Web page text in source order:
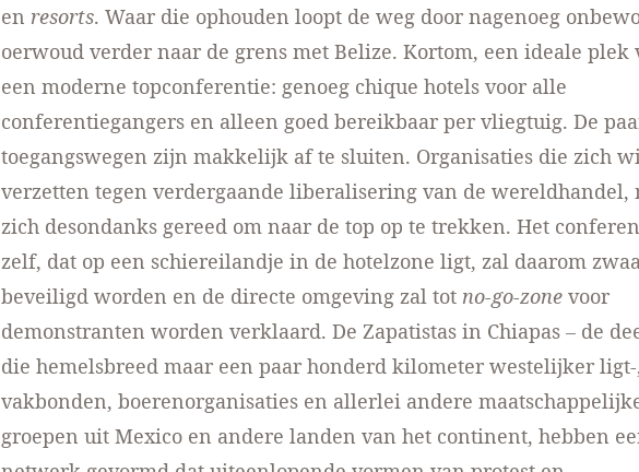
en resorts. Waar die ophouden loopt de weg door nagenoeg
oerwoud verder naar de grens met Belize. Kortom, een ideale plek
een moderne topconferentie: genoeg chique hotels voor alle
conferentiegangers en alleen goed bereikbaar per vliegtuig. De
toegangswegen zijn makkelijk af te sluiten. Organisaties die zich
verzetten tegen verdergaande liberalisering van de wereldhandel,
zich desondanks gereed om naar de top op te trekken. Het
zelf, dat op een schiereilandje in de hotelzone ligt, zal daarom
beveiligd worden en de directe omgeving zal tot no-go-zone voor
demonstranten worden verklaard. De Zapatistas in Chiapas – de
die hemelsbreed maar een paar honderd kilometer westelijker
vakbonden, boerenorganisaties en allerlei andere
groepen uit Mexico en andere landen van het continent, hebben